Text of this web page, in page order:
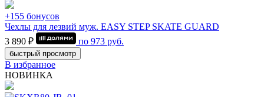
+155 бонусов
Чехлы для лезвий муж. EASY STEP SKATE GUARD
3 890 ₽
по 973 руб.
быстрый просмотр
В избранное
НОВИНКА